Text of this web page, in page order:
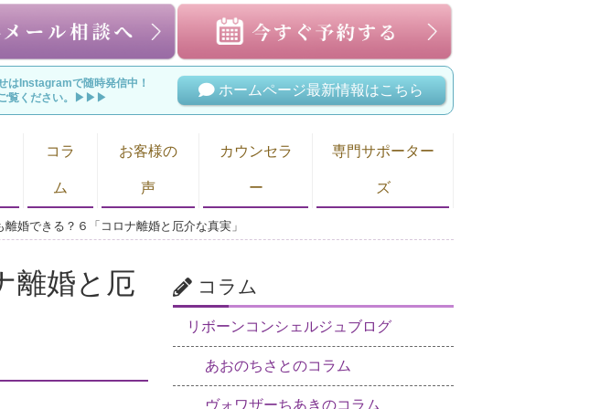
ホームページ最新情報はこちら
はInstagramで随時発信中！
覧ください。▶︎▶︎▶︎
コラ
ム
お客様の
声
カウンセラ
ー
専門サポーター
ズ
離婚できる？６「コロナ離婚と厄介な真実」
離婚と厄
コラム
リボーンコンシェルジュブログ
あおのちさとのコラム
ヴォワザーちあきのコラム